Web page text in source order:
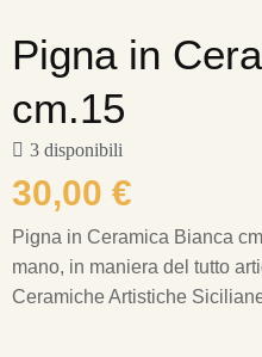
Pigna in
cm.15
3 disponibili
30,00 €
Pigna in Ceramica Bianca
mano, in maniera del tutto
Ceramiche Artistiche